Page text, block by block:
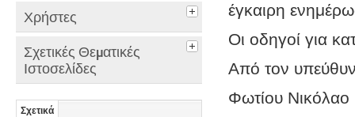
Χρήστες
Σχετικές Θεματικές
Ιστοσελίδες
Σχετικά
έγκαιρη
Οι οδηγοί για
Από τον
Φωτίου Νικόλαο